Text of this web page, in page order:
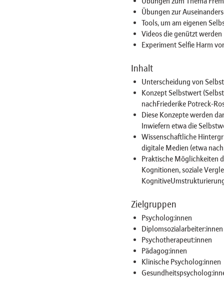
Übungen zur
Tools, um am eigenen
Videos die genützt
Experiment Selfie Harm
Inhalt
Unterscheidung von
Konzept Selbstwert
nachFriederike Potreck-
Diese Konzepte werden
Inwiefern etwa die
Wissenschaftliche
digitale Medien (etwa
Praktische Möglichkeiten
Kognitionen, soziale
Zielgruppen
Psycholog:innen
Diplomsozialarbeiter:innen
Psychotherapeut:innen
Pädagog:innen
Klinische Psycholog:innen